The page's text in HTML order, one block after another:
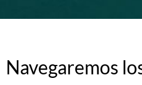
Navegaremos